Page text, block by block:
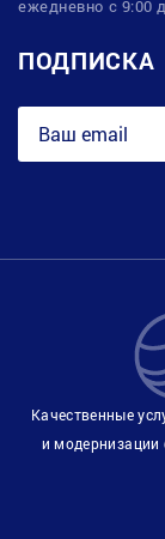
ежедневно с 9:00
ПОДПИСКА
Качественные
и модернизации